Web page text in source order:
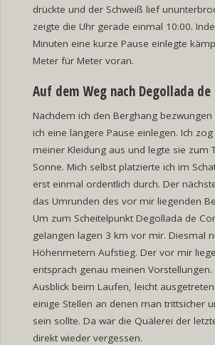
drückte und der Schweiß lief
zeigte die Uhr gerade einmal 10:00.
Minuten eine kurze Pause einlegte
Meter für Meter voran.
Auf dem Weg nach Degollada de
Nachdem ich den Berghang
ich eine längere Pause einlegen. Ich
meiner Kleidung aus und legte sie zum
Sonne. Mich selbst platzierte ich im
erst einmal ordentlich durch. Der
das Umrunden des vor mir liegenden
Um zum Scheitelpunkt Degollada de
gelangen lagen 3 km vor mir. Diesmal
Höhenmetern Aufstieg. Der vor mir
entsprach genau meinen Vorstellungen.
Ausblick beim Laufen, leicht
einige Stellen an denen man trittsicher
sein sollte. Da war die Quälerei der
direkt wieder vergessen.